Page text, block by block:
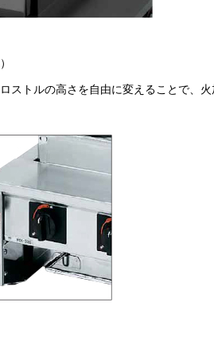
ストルの高さを自由に変えることで、火